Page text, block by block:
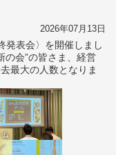
2026年07月13日
発表会〉を開催しまし
の会”の皆さま、経営
最大の人数となりま